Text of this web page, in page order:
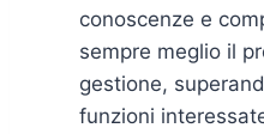
conoscenze e
sempre meglio il
gestione,
funzioni